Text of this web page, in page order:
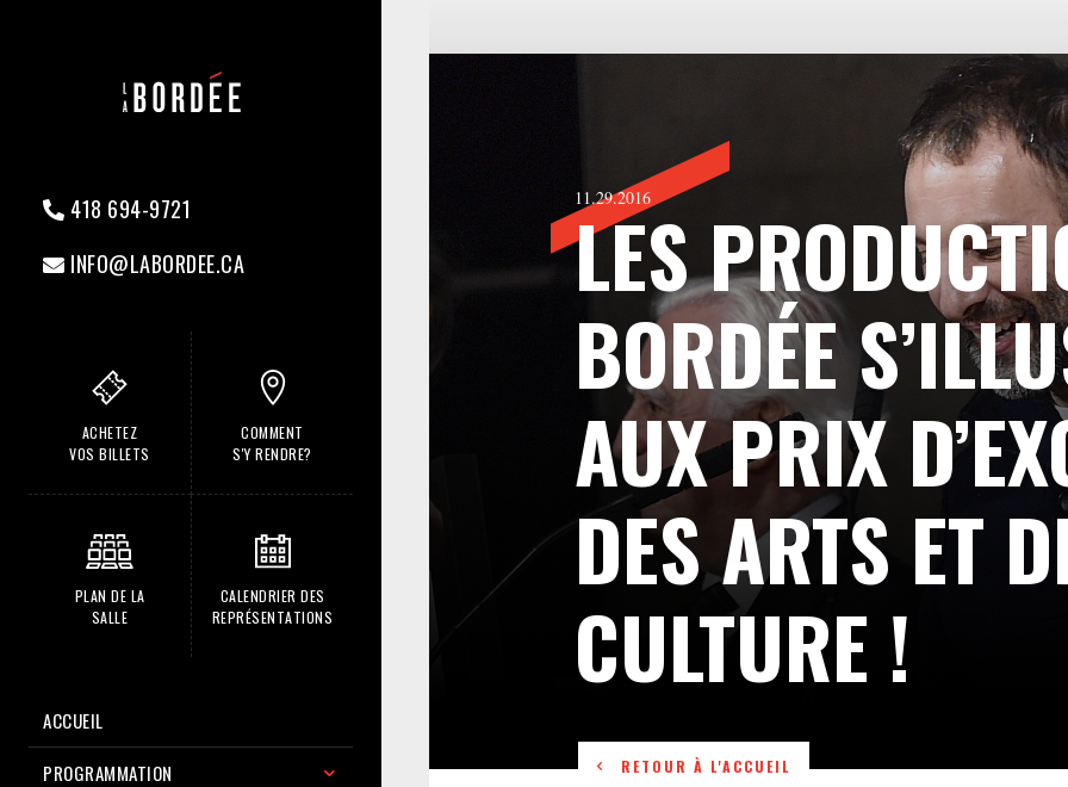
418 694-9721
INFO@LABORDEE.CA
ACHETEZ
VOS BILLETS
COMMENT
S'Y RENDRE?
PLAN DE LA
SALLE
CALENDRIER DES
REPRÉSENTATIONS
ACCUEIL
PROGRAMMATION
RETOUR À L'ACCUEIL
11.29.2016
LES
BORDÉE
AUX PRIX
DES ARTS ET
CULTURE !